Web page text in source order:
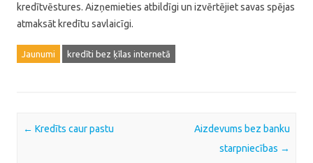
kredītvēstures. Aizņemieties atbildīgi un izvērtējiet savas spējas
atmaksāt kredītu savlaicīgi.
Jaunumi kredīti bez ķīlas internetā
Post navigation
← Kredīts caur pastu
Aizdevums bez banku
starpniecības →